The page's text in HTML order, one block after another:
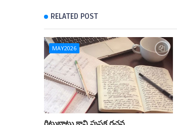
RELATED POST
MAY2026